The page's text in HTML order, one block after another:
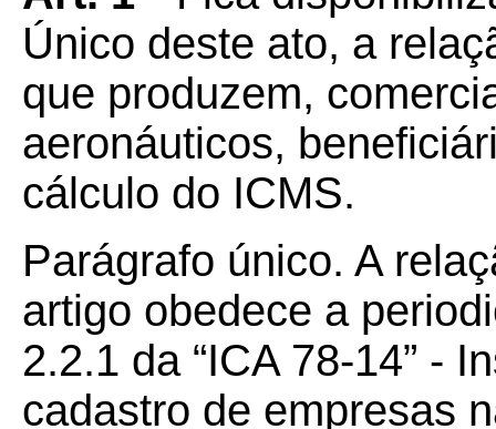
Único deste ato, a
que produzem,
aeronáuticos,
cálculo do ICMS.
Parágrafo único. A
artigo obedece a
2.2.1 da “ICA 78-14” -
cadastro de empresas